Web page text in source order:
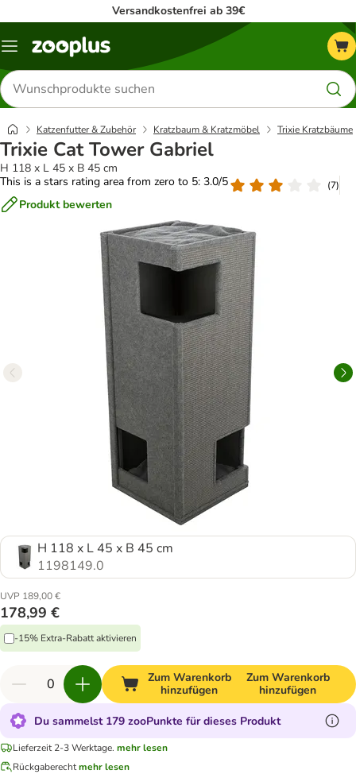
Versandkostenfrei ab 39€
Menü
Produkte
suchen
Katzenfutter & Zubehör Kratzbaum & Kratzmöbel Trixie Kratzbäume
Trixie Cat Tower Gabriel
H 118 x L 45 x B 45 cm
This is a stars rating area from zero to 5: 3.0/5
(7)
Produkt bewerten
H 118 x L 45 x B 45 cm
1198149.0
UVP 189,00 €
178,99 €
-15% Extra-Rabatt aktivieren
Zum Warenkorb
hinzufügen
Zum Warenkorb
hinzufügen
Du sammelst 179 zooPunkte für dieses Produkt
Lieferzeit 2-3 Werktage. mehr lesen
Rückgaberechtmehr lesen